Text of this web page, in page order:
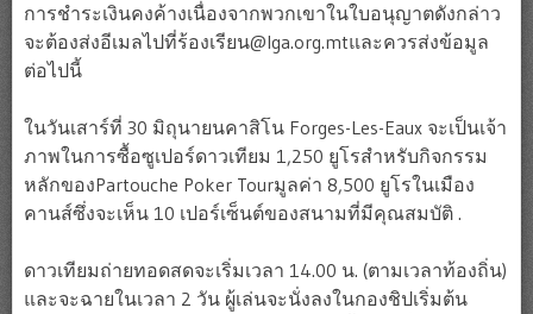
การชำระเงินคงค้างเนื่องจากพวกเขาในใบอนุญาตดังกล่าว
จะต้องส่งอีเมลไปที่ร้องเรียน@lga.org.mtและควรส่งข้อมูล
ต่อไปนี้
ในวันเสาร์ที่ 30 มิถุนายนคาสิโน Forges-Les-Eaux จะเป็นเจ้า
ภาพในการซื้อซูเปอร์ดาวเทียม 1,250 ยูโรสำหรับกิจกรรม
หลักของPartouche Poker Tourมูลค่า 8,500 ยูโรในเมือง
คานส์ซึ่งจะเห็น 10 เปอร์เซ็นต์ของสนามที่มีคุณสมบัติ .
ดาวเทียมถ่ายทอดสดจะเริ่มเวลา 14.00 น. (ตามเวลาท้องถิ่น)
และจะฉายในเวลา 2 วัน ผู้เล่นจะนั่งลงในกองชิปเริ่มต้น